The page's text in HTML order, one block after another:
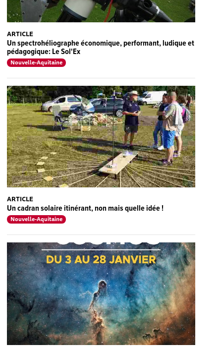
ARTICLE
Un spectrohéliographe économique, performant, ludique et
pédagogique: Le Sol'Ex
Nouvelle-Aquitaine
ARTICLE
Un cadran solaire itinérant, non mais quelle idée !
Nouvelle-Aquitaine